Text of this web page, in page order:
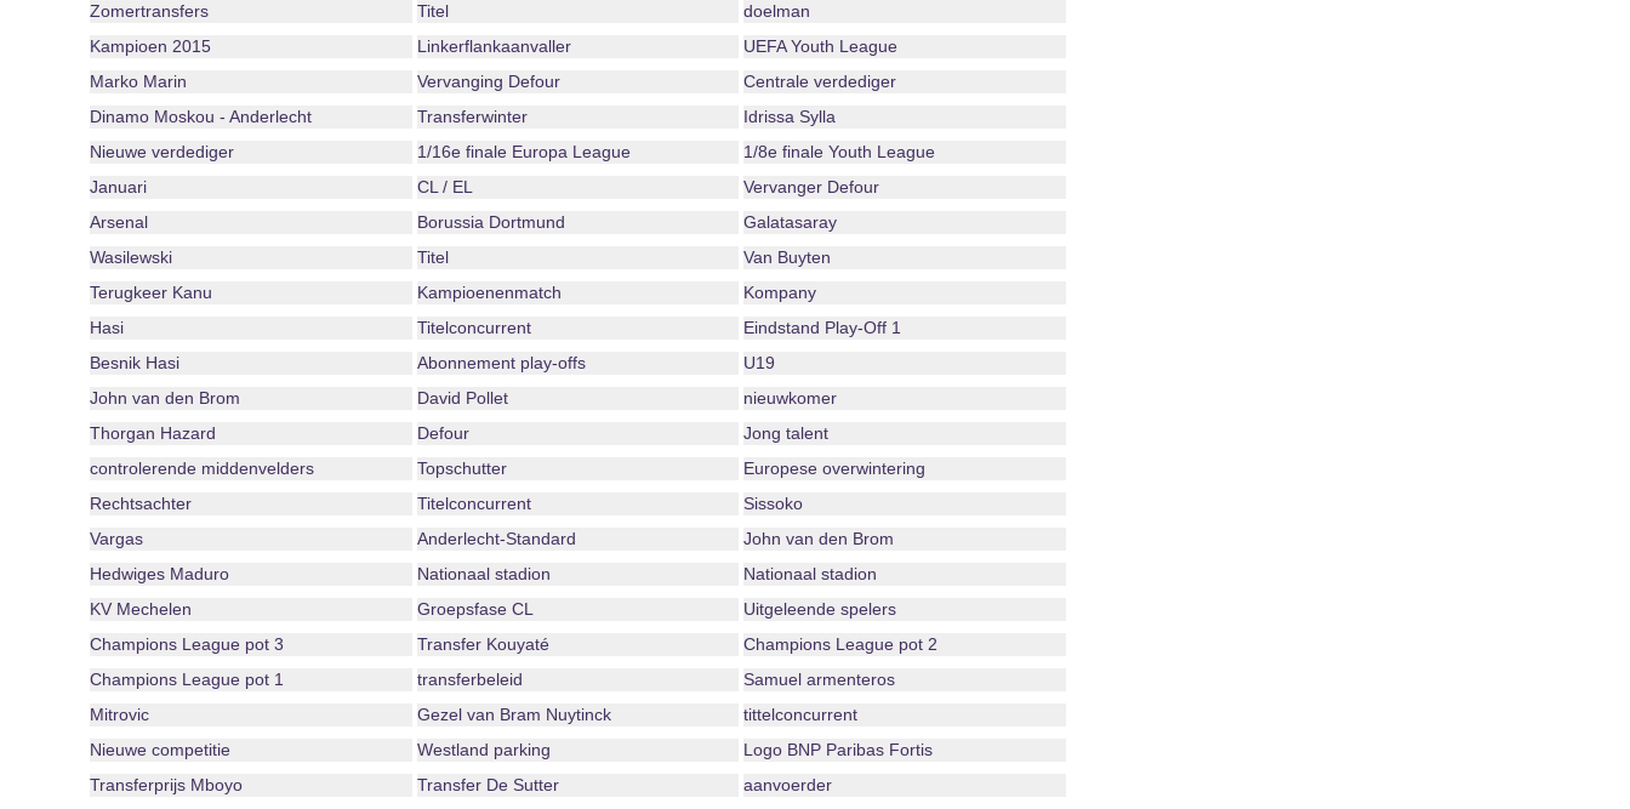
Zomertransfers
Titel
doelman
Kampioen 2015
Linkerflankaanvaller
UEFA Youth League
Marko Marin
Vervanging Defour
Centrale verdediger
Dinamo Moskou - Anderlecht
Transferwinter
Idrissa Sylla
Nieuwe verdediger
1/16e finale Europa League
1/8e finale Youth League
Januari
CL / EL
Vervanger Defour
Arsenal
Borussia Dortmund
Galatasaray
Wasilewski
Titel
Van Buyten
Terugkeer Kanu
Kampioenenmatch
Kompany
Hasi
Titelconcurrent
Eindstand Play-Off 1
Besnik Hasi
Abonnement play-offs
U19
John van den Brom
David Pollet
nieuwkomer
Thorgan Hazard
Defour
Jong talent
controlerende middenvelders
Topschutter
Europese overwintering
Rechtsachter
Titelconcurrent
Sissoko
Vargas
Anderlecht-Standard
John van den Brom
Hedwiges Maduro
Nationaal stadion
Nationaal stadion
KV Mechelen
Groepsfase CL
Uitgeleende spelers
Champions League pot 3
Transfer Kouyaté
Champions League pot 2
Champions League pot 1
transferbeleid
Samuel armenteros
Mitrovic
Gezel van Bram Nuytinck
tittelconcurrent
Nieuwe competitie
Westland parking
Logo BNP Paribas Fortis
Transferprijs Mboyo
Transfer De Sutter
aanvoerder